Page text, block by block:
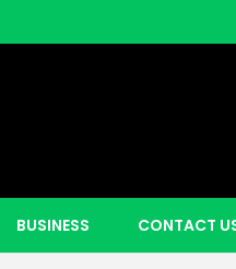
BUSINESS CONTACT